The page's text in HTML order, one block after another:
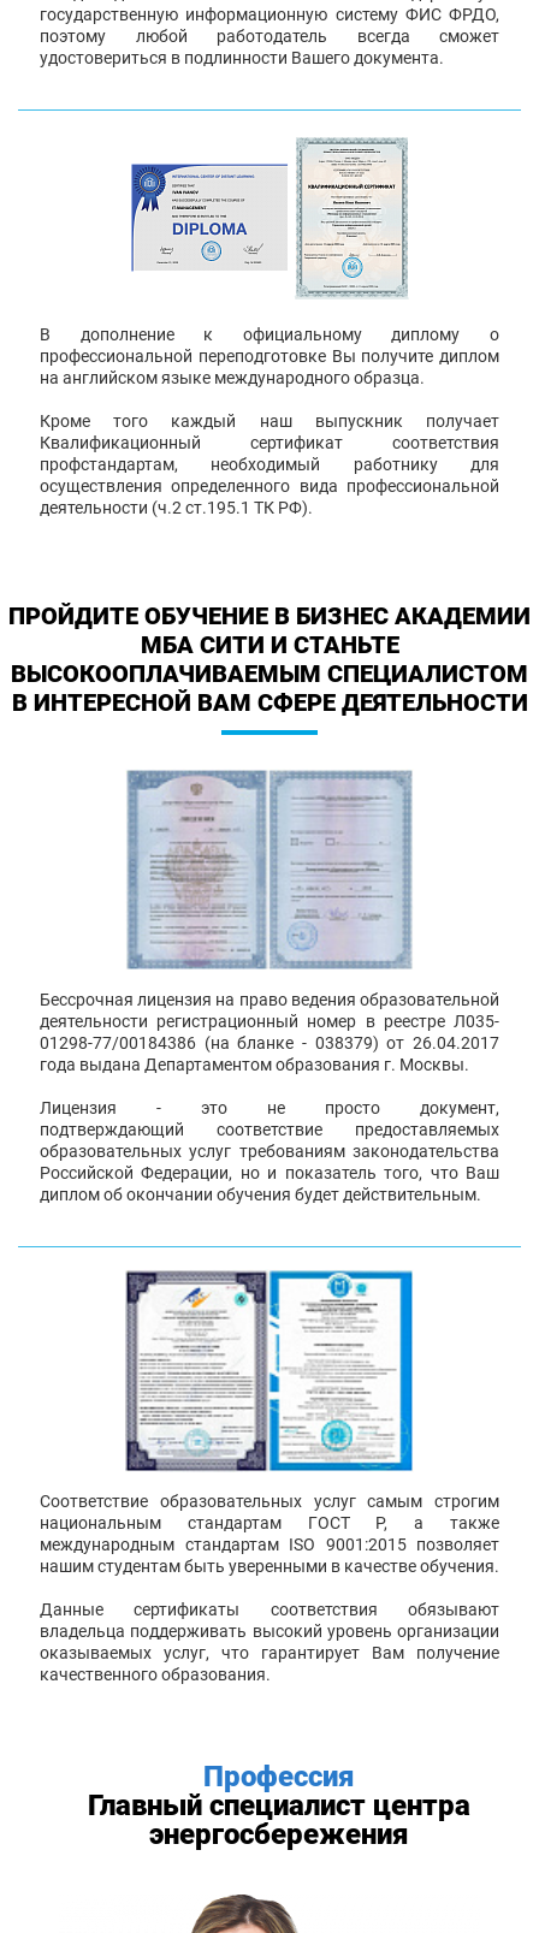
государственную информационную систему ФИС ФРДО,
поэтому любой работодатель всегда сможет
удостовериться в подлинности Вашего документа.
В дополнение к официальному диплому о
профессиональной переподготовке Вы получите диплом
на английском языке международного образца.
Кроме того каждый наш выпускник получает
Квалификационный сертификат соответствия
профстандартам, необходимый работнику для
осуществления определенного вида профессиональной
деятельности (ч.2 ст.195.1 ТК РФ).
ПРОЙДИТЕ ОБУЧЕНИЕ В БИЗНЕС АКАДЕМИИ
МБА СИТИ И СТАНЬТЕ
ВЫСОКООПЛАЧИВАЕМЫМ СПЕЦИАЛИСТОМ
В ИНТЕРЕСНОЙ ВАМ СФЕРЕ ДЕЯТЕЛЬНОСТИ
Бессрочная лицензия на право ведения образовательной
деятельности регистрационный номер в реестре Л035-
01298-77/00184386 (на бланке - 038379) от 26.04.2017
года выдана Департаментом образования г. Москвы.
Лицензия - это не просто документ,
подтверждающий соответствие предоставляемых
образовательных услуг требованиям законодательства
Российской Федерации, но и показатель того, что Ваш
диплом об окончании обучения будет действительным.
Соответствие образовательных услуг самым строгим
национальным стандартам ГОСТ Р, а также
международным стандартам ISO 9001:2015 позволяет
нашим студентам быть уверенными в качестве обучения.
Данные сертификаты соответствия обязывают
владельца поддерживать высокий уровень организации
оказываемых услуг, что гарантирует Вам получение
качественного образования.
Профессия
Главный специалист центра
энергосбережения